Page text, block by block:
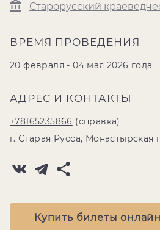
Старорусский
ВРЕМЯ ПРОВЕДЕНИЯ
20 февраля - 04 мая 2026 года
АДРЕС И КОНТАКТЫ
+78165235866 (справка)
г. Старая Русса, Монастырская
Купить билеты онлайн